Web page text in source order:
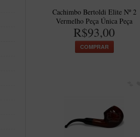
Cachimbo Bertoldi Elite Nº 2
Vermelho Peça Única Peça
R$93,00
COMPRAR